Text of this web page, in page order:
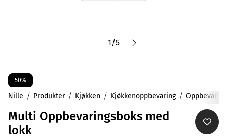
1/5
50%
Nille Produkter Kjøkken Kjøkkenoppbevaring
Multi Oppbevaringsboks med
lokk